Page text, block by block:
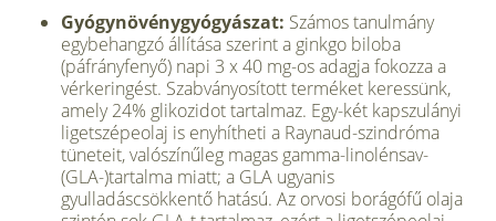
Gyógynövénygyógyászat: Számos tanulmány
egybehangzó állítása szerint a ginkgo biloba
(páfrányfenyő) napi 3 x 40 mg-os adagja fokozza a
vérkeringést. Szabványosított terméket keressünk,
amely 24% glikozidot tartalmaz. Egy-két kapszulányi
ligetszépeolaj is enyhítheti a Raynaud-szindróma
tüneteit, valószínűleg magas gamma-linolénsav-
(GLA-)tartalma miatt; a GLA ugyanis
gyulladáscsökkentő hatású. Az orvosi borágófű olaja